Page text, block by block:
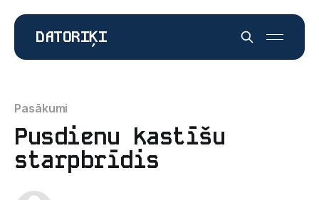
DATORIĶI
Pasākumi
Pusdienu kastīšu
starpbrīdis